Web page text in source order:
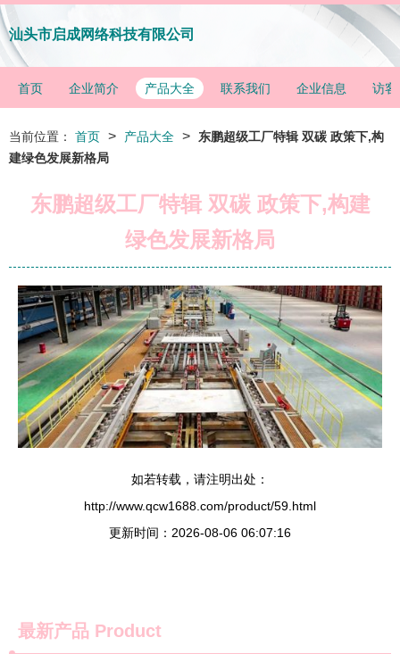
汕头市启成网络科技有限公司
首页 企业简介 产品大全 联系我们 企业信息 访客
当前位置： 首页 > 产品大全 >
东鹏超级工厂特辑 双碳 政策下,构
建绿色发展新格局
东鹏超级工厂特辑 双碳 政策下,构建
绿色发展新格局
如若转载，请注明出处：
http://www.qcw1688.com/product/59.html
更新时间：2026-08-06 06:07:16
最新产品 Product